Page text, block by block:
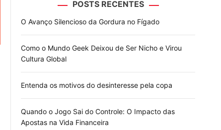
o
e
POSTS RECENTES
O Avanço Silencioso da Gordura no Fígado
Como o Mundo Geek Deixou de Ser Nicho e Virou
Cultura Global
Entenda os motivos do desinteresse pela copa
Quando o Jogo Sai do Controle: O Impacto das
Apostas na Vida Financeira